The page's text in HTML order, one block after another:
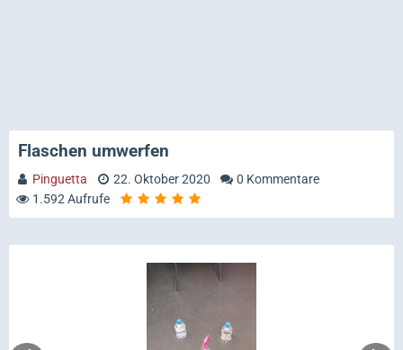
Flaschen umwerfen
Pinguetta 22. Oktober 2020
0 Kommentare
1.592 Aufrufe